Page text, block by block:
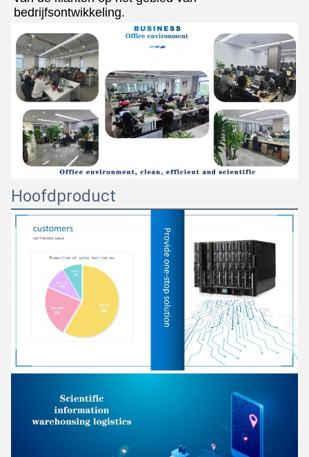
bedrijfsontwikkeling.
Hoofdproduct